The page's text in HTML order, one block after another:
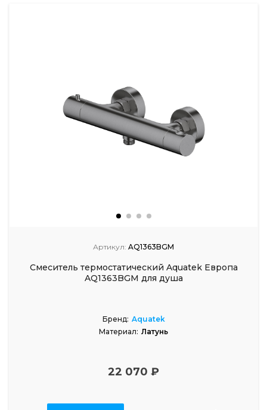
Артикул: AQ1363BGM
Смеситель термостатический Aquatek Европа
AQ1363BGM для душа
Бренд: Aquatek
Материал: Латунь
22 070 ₽